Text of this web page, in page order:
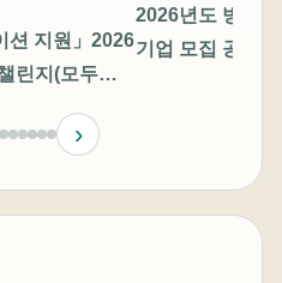
션 지원」2026
린지(모두의
2026년도 방산
기업 모집 공고
›